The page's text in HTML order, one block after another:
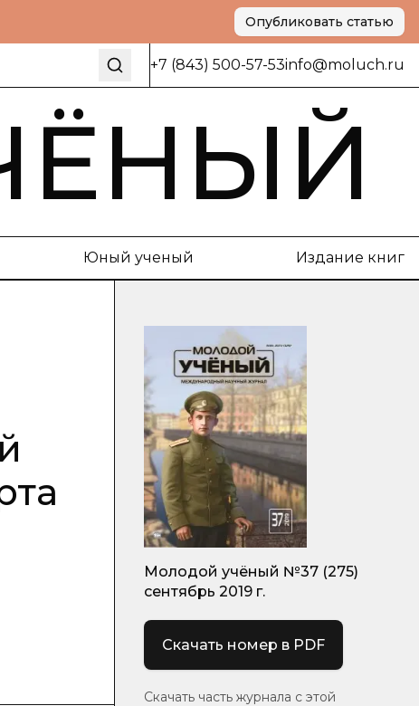
Опубликовать статью
+7 (843) 500-57-53info@moluch.ru
Юный ученый Издание книг
Молодой учёный №37 (275)
сентябрь 2019 г.
Скачать номер в PDF
Скачать часть журнала с этой